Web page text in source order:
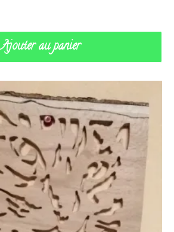
Ajouter au panier